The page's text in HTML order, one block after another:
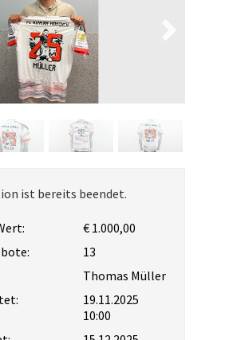
ist bereits beendet.
€ 1.000,00
13
Thomas Müller
19.11.2025
10:00